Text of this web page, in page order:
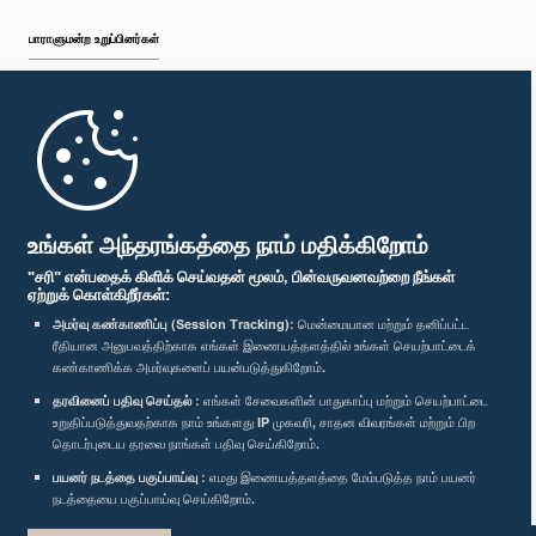
உங்கள் அந்தரங்கத்தை நாம் மதிக்கிறோம்
"சரி" என்பதைக் கிளிக் செய்வதன் மூலம், பின்வருவனவற்றை நீங்கள்
ஏற்றுக் கொள்கிறீர்கள்:
அமர்வு கண்காணிப்பு (Session Tracking): மென்மையான மற்றும் தனிப்பட்ட
ரீதியான அனுபவத்திற்காக எங்கள் இணையத்தளத்தில் உங்கள் செயற்பாட்டைக்
கண்காணிக்க அமர்வுகளைப் பயன்படுத்துகிறோம்.
தரவினைப் பதிவு செய்தல் : எங்கள் சேவைகளின் பாதுகாப்பு மற்றும் செயற்பாட்டை
உறுதிப்படுத்துவதற்காக நாம் உங்களது IP முகவரி, சாதன விவரங்கள் மற்றும் பிற
தொடர்புடைய தரவை நாங்கள் பதிவு செய்கிறோம்.
பயனர் நடத்தை பகுப்பாய்வு : எமது இணையத்தளத்தை மேம்படுத்த நாம் பயனர்
நடத்தையை பகுப்பாய்வு செய்கிறோம்.
பாராளுமன்ற உறுப்பினர்கள்
முதற்பக்கம்
பாராளுமன்ற கையடக்க செயலி
எம்மை பின்தொடர்க :
விருதுகள்
தனியுரிமைக் கொள்கை